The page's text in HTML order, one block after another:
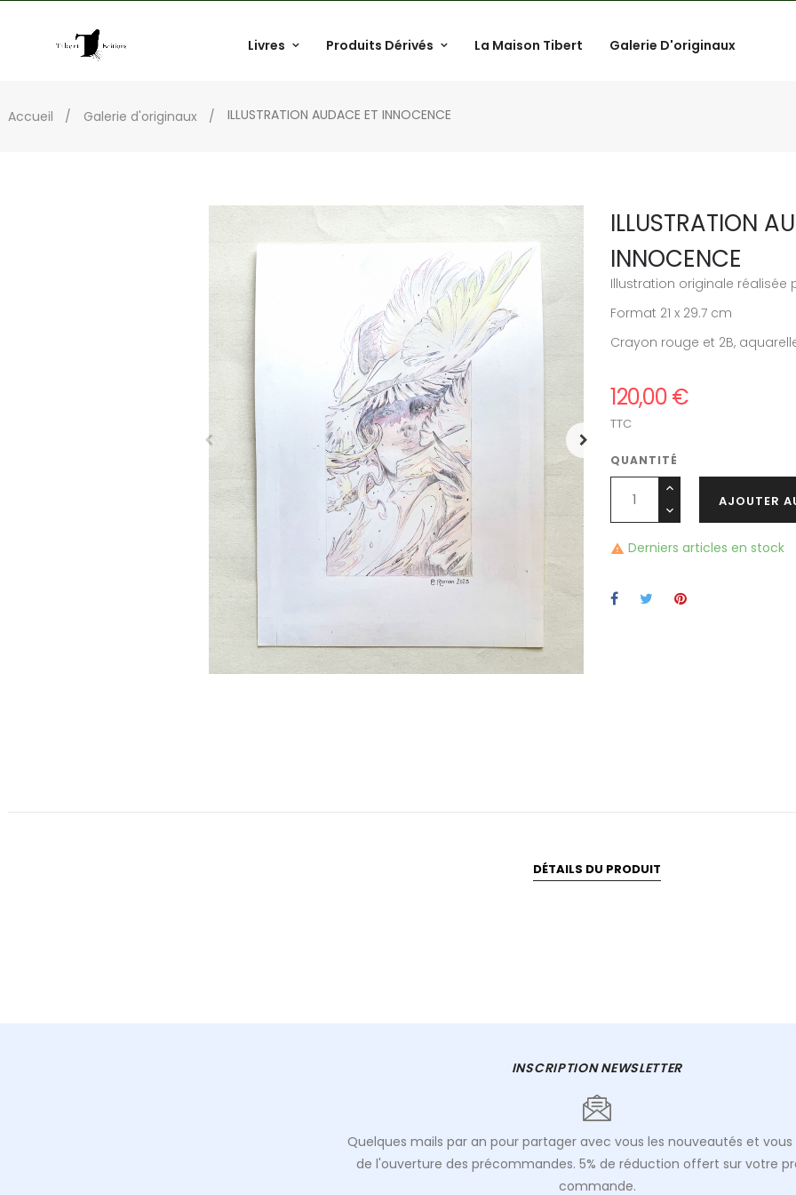
Livres Produits Dérivés La Maison Tibert Galerie D'originaux
Accueil Galerie d'originaux ILLUSTRATION AUDACE ET INNOCENCE
ILLUSTRATION
INNOCENCE
Illustration originale réalisée
Format 21 x 29.7 cm
Crayon rouge et 2B,
120,00 €
TTC
QUANTITÉ
AJOUTER
 Derniers articles en stock
DÉTAILS DU PRODUIT
INSCRIPTION NEWSLETTER
Quelques mails par an pour partager avec vous les nouveautés et vous
de l'ouverture des précommandes. 5% de réduction offert sur votre
commande.